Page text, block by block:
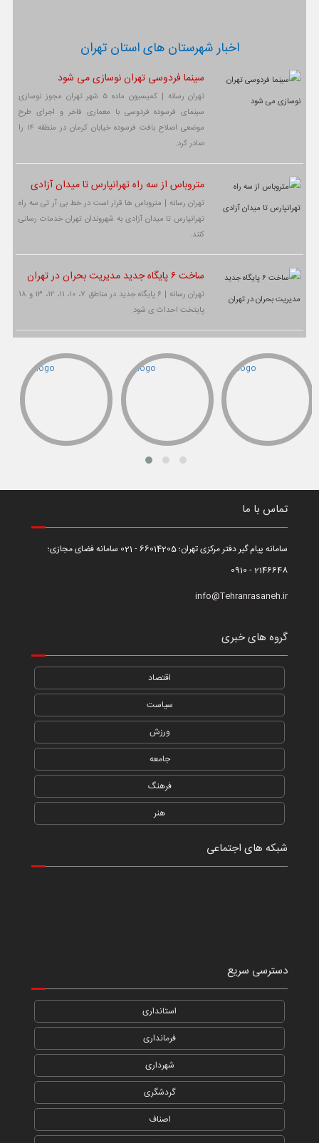
اخبار شهرستان های استان تهران
سینما فردوسی تهران نوسازی می شود
تهران رسانه | کمیسیون ماده ۵ شهر تهران مجوز نوسازی
سینمای فرسوده فردوسی با معماری فاخر و اجرای طرح
موضعی اصلاح بافت فرسوده خیابان کرمان در منطقه ۱۴ را
صادر کرد.
متروباس از سه راه تهرانپارس تا میدان آزادی
تهران رسانه | متروباس ها قرار است در خط بی آر تی سه راه
تهرانپارس تا میدان آزادی به شهروندان تهران خدمات رسانی
کنند.
ساخت ۶ پایگاه جدید مدیریت بحران در تهران
تهران رسانه | ۶ پایگاه جدید در مناطق ۷، ۱۰، ۱۱، ۱۲، ۱۳ و ۱۸
پایتخت احداث ی شود.
تماس با ما
سامانه پیام گیر دفتر مرکزی تهران؛ 66014205 - 021 سامانه فضای مجازی؛
2146648 - 0910
info@Tehranrasaneh.ir
گروه های خبری
اقتصاد
سیاست
ورزش
جامعه
فرهنگ
هنر
شبکه های اجتماعی
دسترسی سریع
استانداری
فرمانداری
شهرداری
گردشگری
اصناف